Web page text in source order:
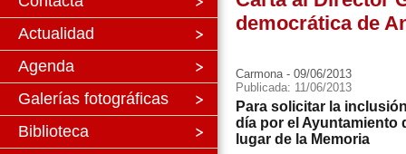
Actualidad
Agenda
Galerías fotográficas
Biblioteca
democrática de
Carmona - 09/06/2013
Publicada: 11/06/2013
Para solicitar la
día por el Ayuntamiento
lugar de la Memoria